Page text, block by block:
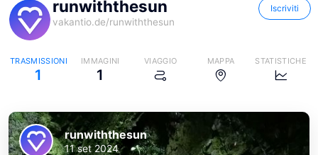
runwiththesun
vakantio.de/runwiththesun
Iscriviti
TRASMISSIONI
1
IMMAGINI
1
VIAGGIO MAPPA STATISTICHE
runwiththesun
11 set 2024